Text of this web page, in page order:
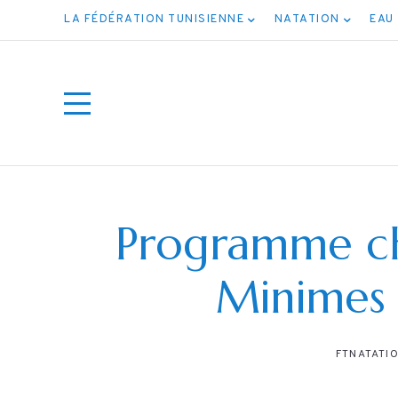
LA FÉDÉRATION TUNISIENNE NATATION EAU
Programme